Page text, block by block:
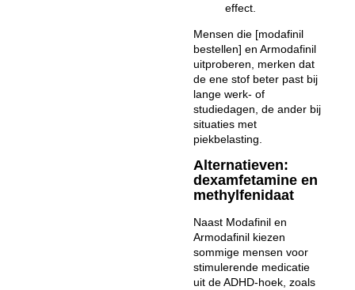
effect.
Mensen die [modafinil
bestellen] en Armodafinil
uitproberen, merken dat
de ene stof beter past bij
lange werk- of
studiedagen, de ander bij
situaties met
piekbelasting.
Alternatieven:
dexamfetamine en
methylfenidaat
Naast Modafinil en
Armodafinil kiezen
sommige mensen voor
stimulerende medicatie
uit de ADHD-hoek, zoals